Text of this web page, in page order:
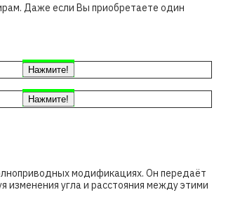
Даже если Вы приобретаете один
Нажмите!
Нажмите!
модификациях. Он передаёт
изменения угла и расстояния между этими